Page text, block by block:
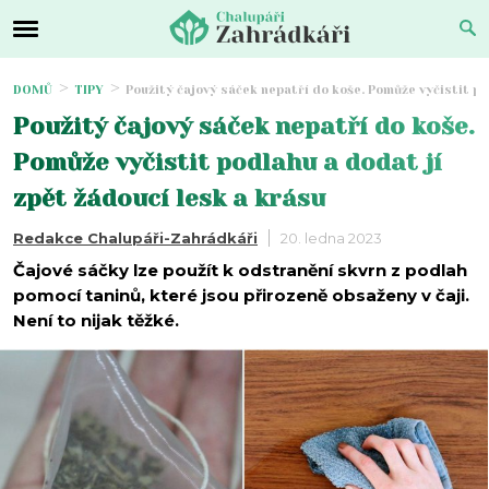
DOMŮ TIPY Použitý čajový sáček nepatří do koše. Pomůže vyčistit
Použitý čajový sáček nepatří do koše.
Pomůže vyčistit podlahu a dodat jí
zpět žádoucí lesk a krásu
Redakce Chalupáři-Zahrádkáři 20. ledna 2023
Čajové sáčky lze použít k odstranění skvrn z podlah
pomocí taninů, které jsou přirozeně obsaženy v čaji.
Není to nijak těžké.